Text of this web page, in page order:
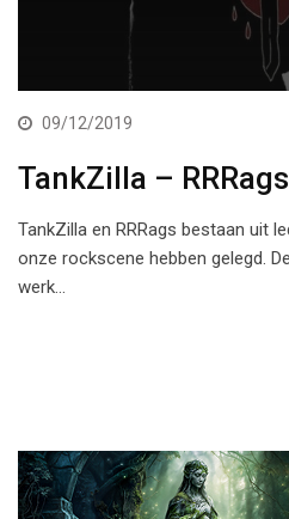
09/12/2019
TankZilla –
TankZilla en RRRags bestaan uit
onze rockscene hebben gelegd.
werk…